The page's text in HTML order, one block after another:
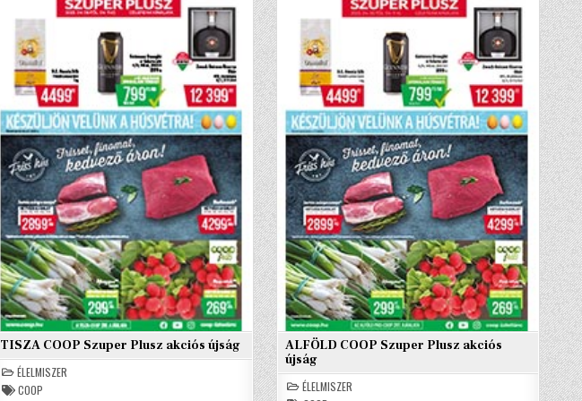
TISZA COOP Szuper Plusz akciós újság
ÉLELMISZER
COOP
ALFÖLD COOP Szuper Plusz akciós
újság
ÉLELMISZER